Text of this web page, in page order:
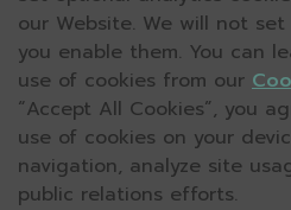
our Website. We will not
you enable them. You can
use of cookies from our
“Accept All Cookies”, you
use of cookies on your
navigation, analyze site
public relations efforts.